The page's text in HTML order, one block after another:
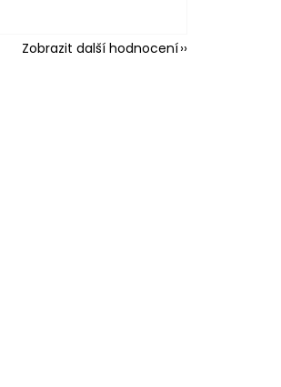
Zobrazit další hodnocení